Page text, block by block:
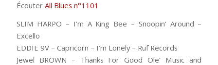
Écouter All Blues n°1101
SLIM HARPO – I’m A King Bee – Snoopin’ Around –
Excello
EDDIE 9V – Capricorn – I’m Lonely – Ruf Records
Jewel BROWN – Thanks For Good Ole’ Music and